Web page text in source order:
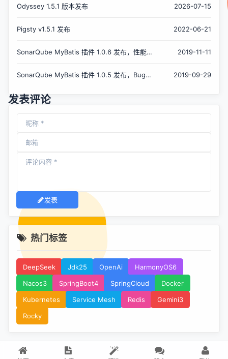
Odyssey 1.5.1 版本发布 2026-07-15
Pigsty v1.5.1 发布 2022-06-21
SonarQube MyBatis 插件 1.0.6 发布，性能
2019-11-11
SonarQube MyBatis 插件 1.0.5 发布，Bug
2019-09-29
发表评论
发表
热门标签
DeepSeek Jdk25 OpenAi
HarmonyOS6
Nacos3
SpringBoot4 SpringCloud
Docker
Kubernetes
Service Mesh Redis
Gemini3
Rocky